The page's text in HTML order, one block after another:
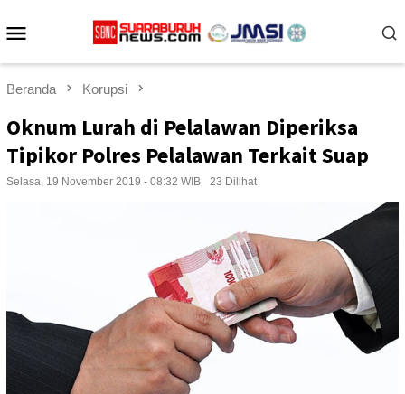
ke
Beranda Korupsi
Oknum Lurah di Pelalawan Diperiksa
Tipikor Polres Pelalawan Terkait Suap
Selasa, 19 November 2019 - 08:32 WIB 23 Dilihat